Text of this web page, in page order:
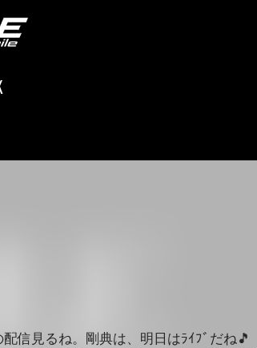
信見るね。剛典は、明日はﾗｲﾌﾞだね🎵